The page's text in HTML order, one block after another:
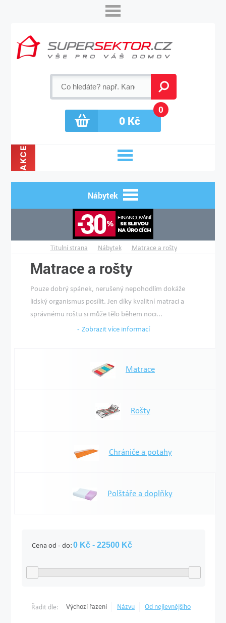
0Kč
0
AKCE
Nábytek
Titulní strana Nábytek Matrace a rošty
Matrace a rošty
Pouze dobrý spánek, nerušený nepohodlím dokáže
lidský organismus posílit. Jen díky kvalitní matraci a
správnému roštu si může tělo během noci...
Zobrazit více informací
Matrace
Rošty
Chrániče a potahy
Polštáře a doplňky
Cena od - do:
Řadit dle: Výchozí řazení Názvu Od nejlevnějšího